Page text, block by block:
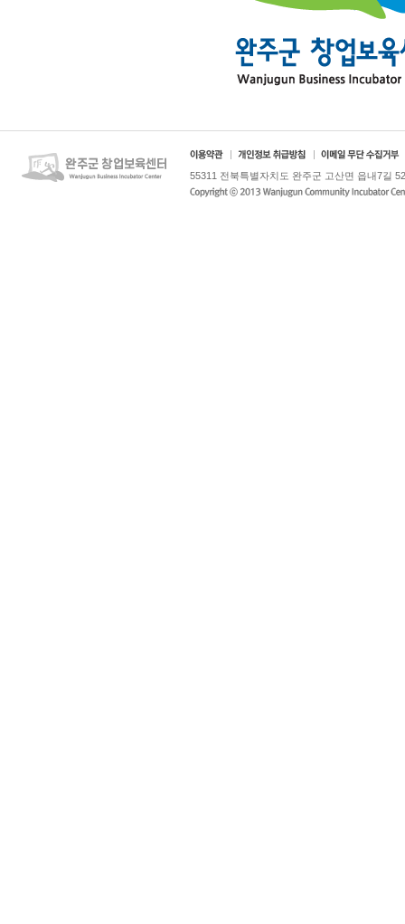
55311 전북특별자치도 완주군 고산면 읍내7길